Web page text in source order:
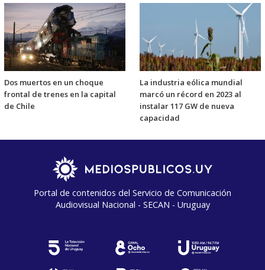
Dos muertos en un choque
frontal de trenes en la capital
de Chile
La industria eólica mundial
marcó un récord en 2023 al
instalar 117 GW de nueva
capacidad
Portal de contenidos del Servicio de Comunicación
Audiovisual Nacional - SECAN - Uruguay